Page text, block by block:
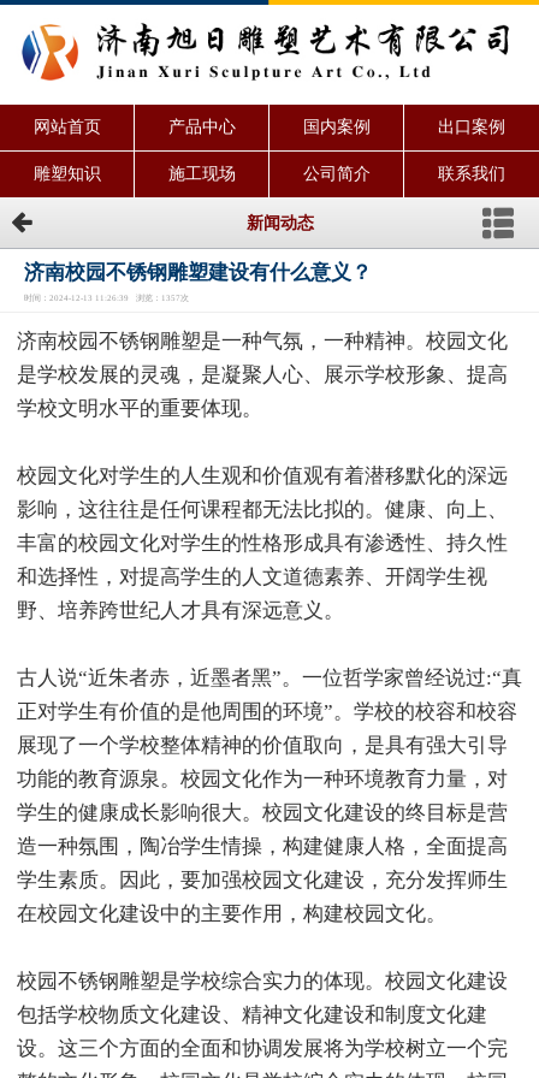
网站首页 产品中心 国内案例 出口案例
雕塑知识 施工现场 公司简介 联系我们
新闻动态
济南校园不锈钢雕塑建设有什么意义？
时间：2024-12-13 11:26:39 浏览：1357次
济南校园不锈钢雕塑是一种气氛，一种精神。校园文化
是学校发展的灵魂，是凝聚人心、展示学校形象、提高
学校文明水平的重要体现。
校园文化对学生的人生观和价值观有着潜移默化的深远
影响，这往往是任何课程都无法比拟的。健康、向上、
丰富的校园文化对学生的性格形成具有渗透性、持久性
和选择性，对提高学生的人文道德素养、开阔学生视
野、培养跨世纪人才具有深远意义。
古人说“近朱者赤，近墨者黑”。一位哲学家曾经说过:“真
正对学生有价值的是他周围的环境”。学校的校容和校容
展现了一个学校整体精神的价值取向，是具有强大引导
功能的教育源泉。校园文化作为一种环境教育力量，对
学生的健康成长影响很大。校园文化建设的终目标是营
造一种氛围，陶冶学生情操，构建健康人格，全面提高
学生素质。因此，要加强校园文化建设，充分发挥师生
在校园文化建设中的主要作用，构建校园文化。
校园不锈钢雕塑是学校综合实力的体现。校园文化建设
包括学校物质文化建设、精神文化建设和制度文化建
设。这三个方面的全面和协调发展将为学校树立一个完